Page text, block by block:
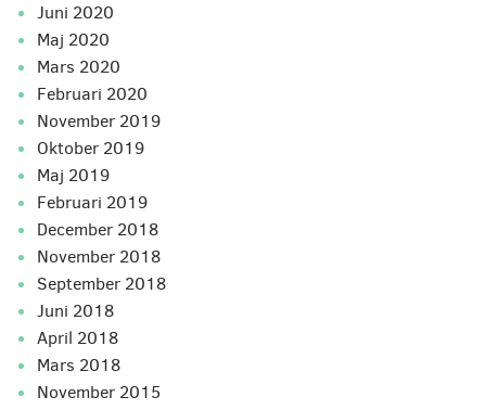
juni 2020
maj 2020
mars 2020
februari 2020
november 2019
oktober 2019
maj 2019
februari 2019
december 2018
november 2018
september 2018
juni 2018
april 2018
mars 2018
november 2015